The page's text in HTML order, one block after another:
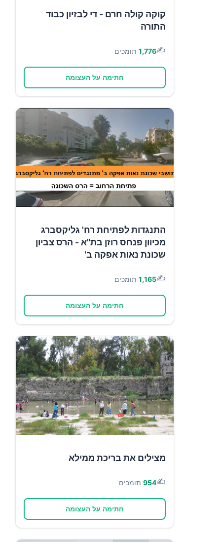
קוקה קולה חרם - די לבזיון כבוד
התורה
✍️
1,776 תומכים
חתימה על העצומה
התנגדות לפתיחת רח' גליקסברג
מכיוון פנחס רוזן בת"א - הרס צביון
שכונת נאות אפקה ב'
✍️
1,165 תומכים
חתימה על העצומה
מצילים את בריכת ממילא
✍️
954 תומכים
חתימה על העצומה